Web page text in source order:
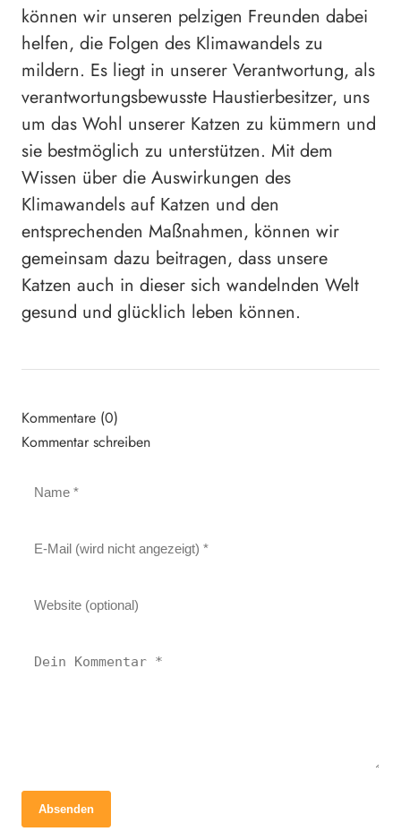
können wir unseren pelzigen Freunden dabei
helfen, die Folgen des Klimawandels zu
mildern. Es liegt in unserer Verantwortung, als
verantwortungsbewusste Haustierbesitzer, uns
um das Wohl unserer Katzen zu kümmern und
sie bestmöglich zu unterstützen. Mit dem
Wissen über die Auswirkungen des
Klimawandels auf Katzen und den
entsprechenden Maßnahmen, können wir
gemeinsam dazu beitragen, dass unsere
Katzen auch in dieser sich wandelnden Welt
gesund und glücklich leben können.
Kommentare (0)
Kommentar schreiben
Absenden
29. März 2026